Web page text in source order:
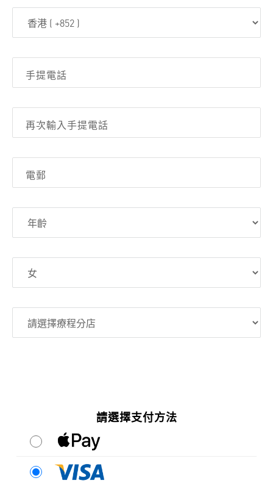
手提電話
再次輸入手提電話
電郵
請選擇支付方法